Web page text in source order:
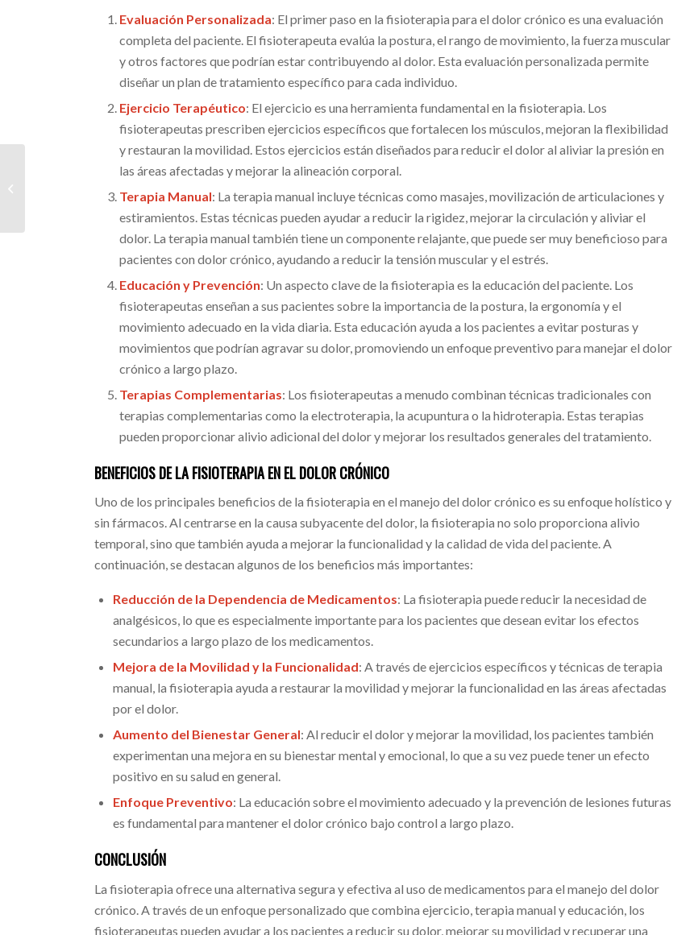
Evaluación Personalizada: El primer paso en la fisioterapia para el dolor crónico es una evaluación
completa del paciente. El fisioterapeuta evalúa la postura, el rango de movimiento, la fuerza muscular
y otros factores que podrían estar contribuyendo al dolor. Esta evaluación personalizada permite
diseñar un plan de tratamiento específico para cada individuo.
Ejercicio Terapéutico: El ejercicio es una herramienta fundamental en la fisioterapia. Los
fisioterapeutas prescriben ejercicios específicos que fortalecen los músculos, mejoran la flexibilidad
y restauran la movilidad. Estos ejercicios están diseñados para reducir el dolor al aliviar la presión en
las áreas afectadas y mejorar la alineación corporal.
Terapia Manual: La terapia manual incluye técnicas como masajes, movilización de articulaciones y
estiramientos. Estas técnicas pueden ayudar a reducir la rigidez, mejorar la circulación y aliviar el
dolor. La terapia manual también tiene un componente relajante, que puede ser muy beneficioso para
pacientes con dolor crónico, ayudando a reducir la tensión muscular y el estrés.
Educación y Prevención: Un aspecto clave de la fisioterapia es la educación del paciente. Los
fisioterapeutas enseñan a sus pacientes sobre la importancia de la postura, la ergonomía y el
movimiento adecuado en la vida diaria. Esta educación ayuda a los pacientes a evitar posturas y
movimientos que podrían agravar su dolor, promoviendo un enfoque preventivo para manejar el dolor
crónico a largo plazo.
Terapias Complementarias: Los fisioterapeutas a menudo combinan técnicas tradicionales con
terapias complementarias como la electroterapia, la acupuntura o la hidroterapia. Estas terapias
pueden proporcionar alivio adicional del dolor y mejorar los resultados generales del tratamiento.
BENEFICIOS DE LA FISIOTERAPIA EN EL DOLOR CRÓNICO
Uno de los principales beneficios de la fisioterapia en el manejo del dolor crónico es su enfoque holístico y
sin fármacos. Al centrarse en la causa subyacente del dolor, la fisioterapia no solo proporciona alivio
temporal, sino que también ayuda a mejorar la funcionalidad y la calidad de vida del paciente. A
continuación, se destacan algunos de los beneficios más importantes:
Reducción de la Dependencia de Medicamentos: La fisioterapia puede reducir la necesidad de
analgésicos, lo que es especialmente importante para los pacientes que desean evitar los efectos
secundarios a largo plazo de los medicamentos.
Mejora de la Movilidad y la Funcionalidad: A través de ejercicios específicos y técnicas de terapia
manual, la fisioterapia ayuda a restaurar la movilidad y mejorar la funcionalidad en las áreas afectadas
por el dolor.
Aumento del Bienestar General: Al reducir el dolor y mejorar la movilidad, los pacientes también
experimentan una mejora en su bienestar mental y emocional, lo que a su vez puede tener un efecto
positivo en su salud en general.
Enfoque Preventivo: La educación sobre el movimiento adecuado y la prevención de lesiones futuras
es fundamental para mantener el dolor crónico bajo control a largo plazo.
CONCLUSIÓN
La fisioterapia ofrece una alternativa segura y efectiva al uso de medicamentos para el manejo del dolor
crónico. A través de un enfoque personalizado que combina ejercicio, terapia manual y educación, los
fisioterapeutas pueden ayudar a los pacientes a reducir su dolor, mejorar su movilidad y recuperar una